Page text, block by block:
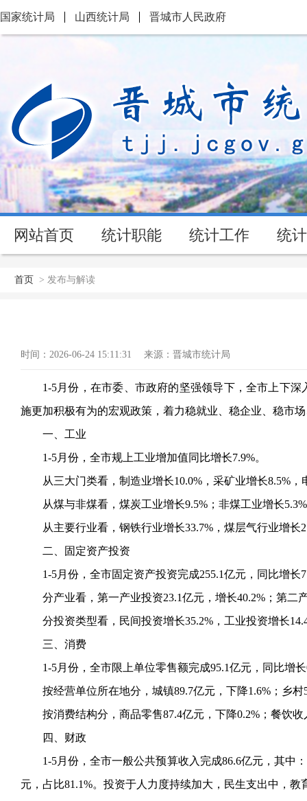
国家统计局 山西统计局 晋城市人民政府
网站首页 统计职能 统计工作 统
首页 > 发布与解读
时间： 2026-06-24 15:11:31 来源： 晋城市统计局
1-5月份，在市委、市政府的坚强领导下，全市上下
施更加积极有为的宏观政策，着力稳就业、稳企业、稳市
一、工业
1-5月份，全市规上工业增加值同比增长7.9%。
从三大门类看，制造业增长10.0%，采矿业增长8.5%
从煤与非煤看，煤炭工业增长9.5%；非煤工业增长
从主要行业看，钢铁行业增长33.7%，煤层气行业增长
二、固定资产投资
1-5月份，全市固定资产投资完成255.1亿元，同比增长
分产业看，第一产业投资23.1亿元，增长40.2%；第二
分投资类型看，民间投资增长35.2%，工业投资增长
三、消费
1-5月份，全市限上单位零售额完成95.1亿元，同比增
按经营单位所在地分，城镇89.7亿元，下降1.6%；乡
按消费结构分，商品零售87.4亿元，下降0.2%；餐饮
四、财政
1-5月份，全市一般公共预算收入完成86.6亿元，其中
元，占比81.1%。投资于人力度持续加大，民生支出中，